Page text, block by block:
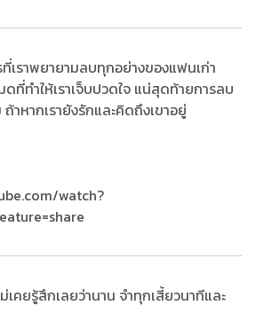
เราพยายามลบทุกอย่างของแฟนเก่า
ดที่ทำให้เราเจ็บปวดใจ แน่สุดท้ายการลบ
าหากเรายังรักและคิดถึงเขาอยู่
คยรู้สึกเลยว่านาน จำทุกเสี้ยวนาทีและ